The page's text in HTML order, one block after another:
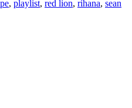
, playlist, red lion, rihana, sean